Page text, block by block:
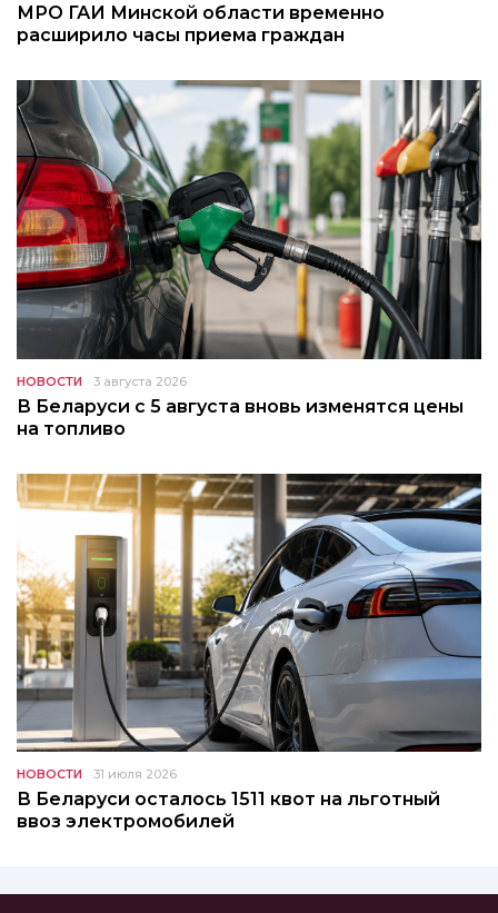
МРО ГАИ Минской области временно
расширило часы приема граждан
НОВОСТИ 3 августа 2026
В Беларуси с 5 августа вновь изменятся цены
на топливо
НОВОСТИ 31 июля 2026
В Беларуси осталось 1511 квот на льготный
ввоз электромобилей